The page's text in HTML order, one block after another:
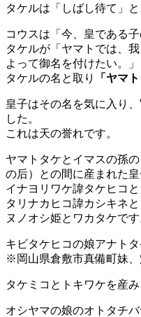
タケルは「しばし待て」
コウスは「今、皇である
タケルが「ヤマトでは、
よって御名を付けたい。」
タケルの名と取り
「ヤマ
皇子はその名を気に入り
した。
これは天の誉れです。
ヤマトタケとイマスの孫
の后）との間に産まれた
イナヨリワケ諱タケヒコと
タリナカヒコ諱カシキネと
ヌノオシ姫とワカタケです
キビタケヒコの娘アナト
※岡山県倉敷市真備町妹
タケミコとトキワケを産み
オシヤマの娘のオトタチ